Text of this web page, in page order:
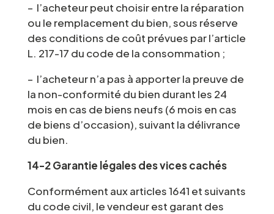
– l’acheteur peut choisir entre la réparation
ou le remplacement du bien, sous réserve
des conditions de coût prévues par l’article
L. 217-17 du code de la consommation ;
– l’acheteur n’a pas à apporter la preuve de
la non-conformité du bien durant les 24
mois en cas de biens neufs (6 mois en cas
de biens d’occasion), suivant la délivrance
du bien.
14-2 Garantie légales des vices cachés
Conformément aux articles 1641 et suivants
du code civil, le vendeur est garant des